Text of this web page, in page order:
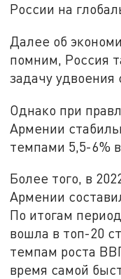
России на
Далее об
помним, Россия
задачу удвоения
Однако при
Армении
темпами 5,5-6%
Более того, в
Армении
По итогам
вошла в топ-20
темпам роста
время самой